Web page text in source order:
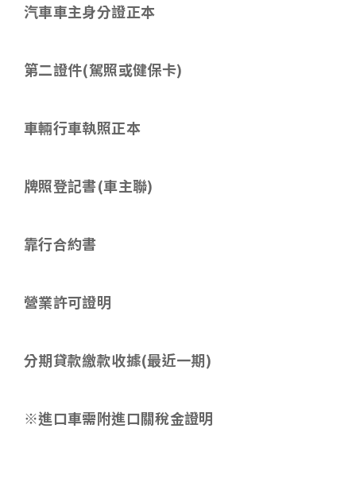
汽車車主身分證正本
第二證件(駕照或健保卡)
車輛行車執照正本
牌照登記書(車主聯)
靠行合約書
營業許可證明
分期貸款繳款收據(最近一期)
※進口車需附進口關稅金證明